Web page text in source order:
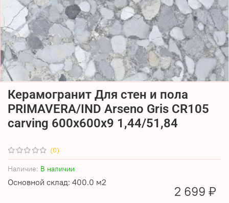
(0)
Наличие: В наличии
Основной склад: 400.0 м2
Керамогранит Для стен и пола
PRIMAVERA/IND Arseno Gris CR105
carving 600х600х9 1,44/51,84
2 699 ₽